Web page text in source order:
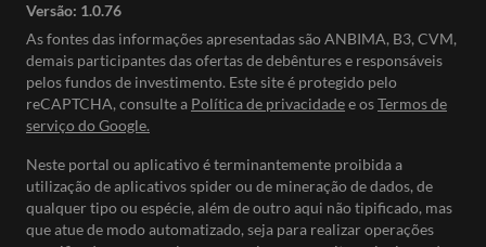
Versão: 1.0.76
As fontes das informações apresentadas são ANBIMA, B3, CVM,
demais participantes das ofertas de debêntures e responsáveis
pelos fundos de investimento. Este site é protegido pelo
reCAPTCHA, consulte a Política de privacidadee osTermos de
serviço do Google.
Neste portal ou aplicativo é terminantemente proibida a
utilização de aplicativos spider ou de mineração de dados, de
qualquer tipo ou espécie, além de outro aqui não tipificado, mas
que atue de modo automatizado, seja para realizar operações